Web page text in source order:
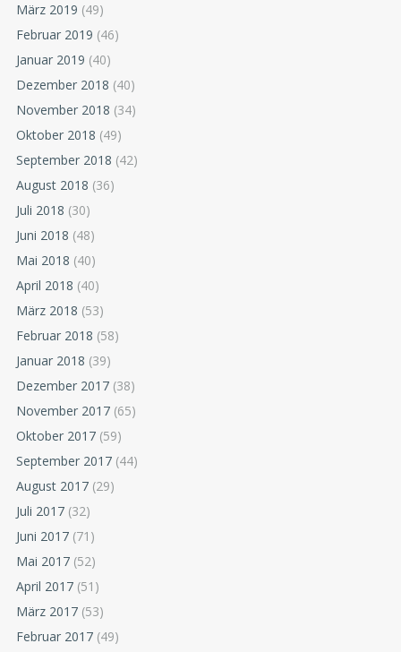
März 2019 (49)
Februar 2019 (46)
Januar 2019 (40)
Dezember 2018 (40)
November 2018 (34)
Oktober 2018 (49)
September 2018 (42)
August 2018 (36)
Juli 2018 (30)
Juni 2018 (48)
Mai 2018 (40)
April 2018 (40)
März 2018 (53)
Februar 2018 (58)
Januar 2018 (39)
Dezember 2017 (38)
November 2017 (65)
Oktober 2017 (59)
September 2017 (44)
August 2017 (29)
Juli 2017 (32)
Juni 2017 (71)
Mai 2017 (52)
April 2017 (51)
März 2017 (53)
Februar 2017 (49)